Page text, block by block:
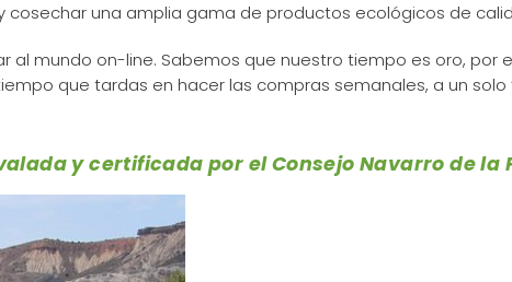
una amplia gama de productos ecológicos de
mundo on-line. Sabemos que nuestro tiempo es oro, por
que tardas en hacer las compras semanales, a un solo
y certificada por el Consejo Navarro de la